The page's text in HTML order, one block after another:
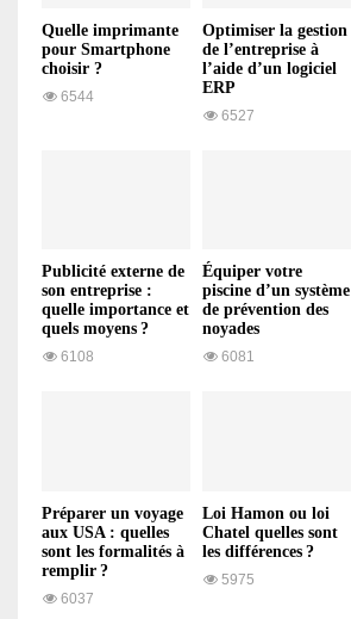
Quelle imprimante
pour Smartphone
choisir ?
6544
Optimiser la gestion
de l’entreprise à
l’aide d’un logiciel
ERP
6527
Publicité externe de
son entreprise :
quelle importance et
quels moyens ?
6108
Équiper votre
piscine d’un système
de prévention des
noyades
6081
Préparer un voyage
aux USA : quelles
sont les formalités à
remplir ?
6037
Loi Hamon ou loi
Chatel quelles sont
les différences ?
5975